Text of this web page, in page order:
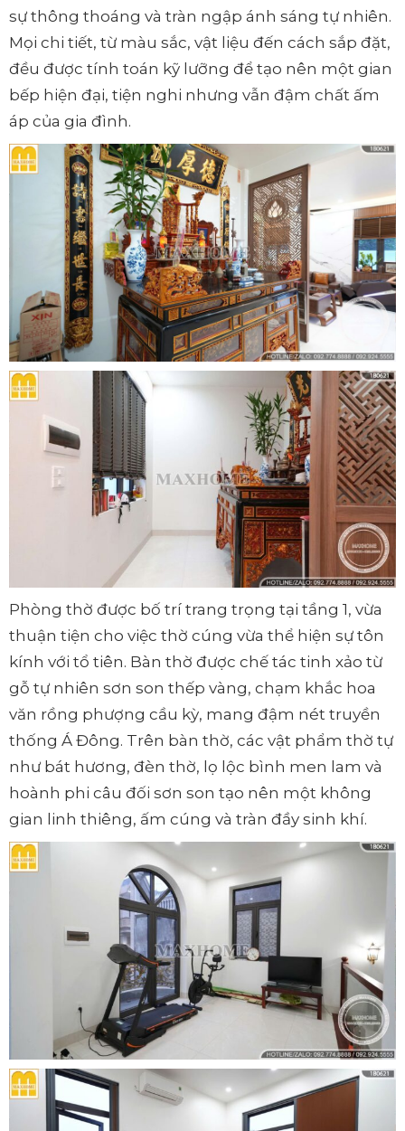
sự thông thoáng và tràn ngập ánh sáng tự nhiên.
Mọi chi tiết, từ màu sắc, vật liệu đến cách sắp đặt,
đều được tính toán kỹ lưỡng để tạo nên một gian
bếp hiện đại, tiện nghi nhưng vẫn đậm chất ấm
áp của gia đình.
Phòng thờ được bố trí trang trọng tại tầng 1, vừa
thuận tiện cho việc thờ cúng vừa thể hiện sự tôn
kính với tổ tiên. Bàn thờ được chế tác tinh xảo từ
gỗ tự nhiên sơn son thếp vàng, chạm khắc hoa
văn rồng phượng cầu kỳ, mang đậm nét truyền
thống Á Đông. Trên bàn thờ, các vật phẩm thờ tự
như bát hương, đèn thờ, lọ lộc bình men lam và
hoành phi câu đối sơn son tạo nên một không
gian linh thiêng, ấm cúng và tràn đầy sinh khí.